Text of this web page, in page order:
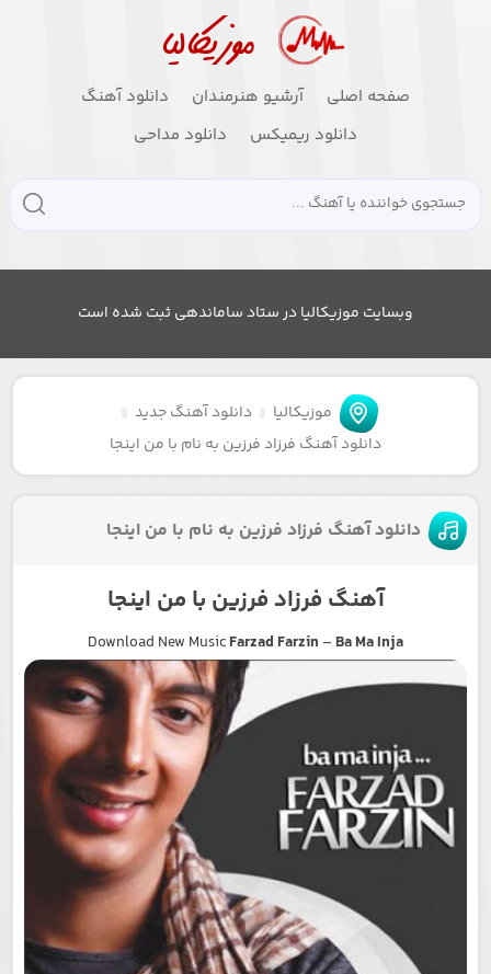
صفحه اصلی آرشیو هنرمندان
دانلود آهنگ
دانلود ریمیکس
دانلود مداحی
وبسایت موزیکالیا در ستاد ساماندهی ثبت شده است
موزیکالیا
دانلود آهنگ جدید
دانلود آهنگ فرزاد فرزین به نام با من اینجا
دانلود آهنگ فرزاد فرزین به نام با من اینجا
آهنگ فرزاد فرزین با من اینجا
Download New MusicFarzad Farzin – Ba Ma Inja